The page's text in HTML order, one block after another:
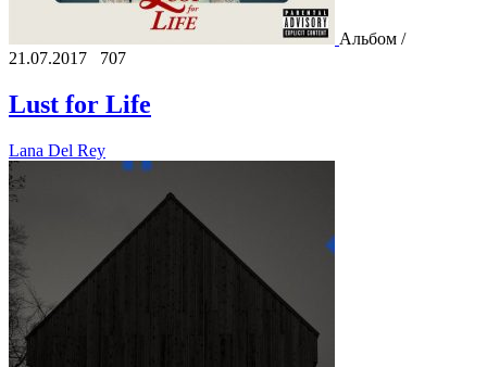
Альбом /
21.07.2017
707
Lust for Life
Lana Del Rey